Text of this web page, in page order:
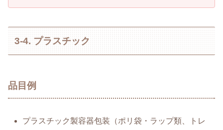
3-4. プラスチック
品目例
プラスチック製容器包装（ポリ袋・ラップ類、トレ